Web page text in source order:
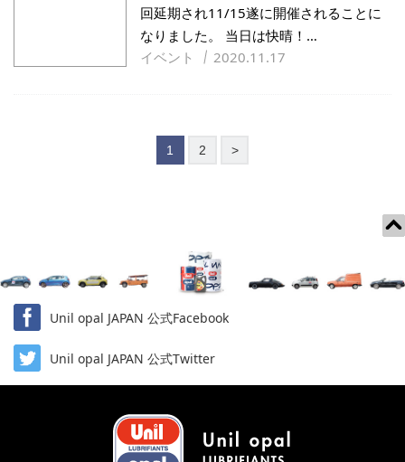
回延期され11/15遂に開催されることに
なりました。 当日は快晴！…
イベント
2020.11.17
送
り
1 2 次
>
Unil opal JAPAN 公式Facebook
Unil opal JAPAN 公式Twitter